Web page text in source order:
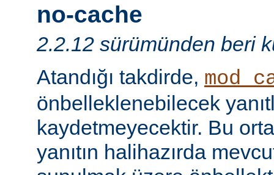
no-cache
2.2.12 sürümünden beri
Atandığı takdirde,
önbelleklenebilecek
kaydetmeyecektir. Bu
yanıtın halihazırda